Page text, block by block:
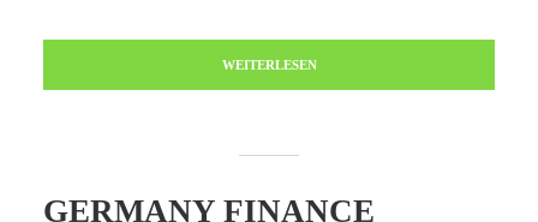
WEITERLESEN
GERMANY FINANCE